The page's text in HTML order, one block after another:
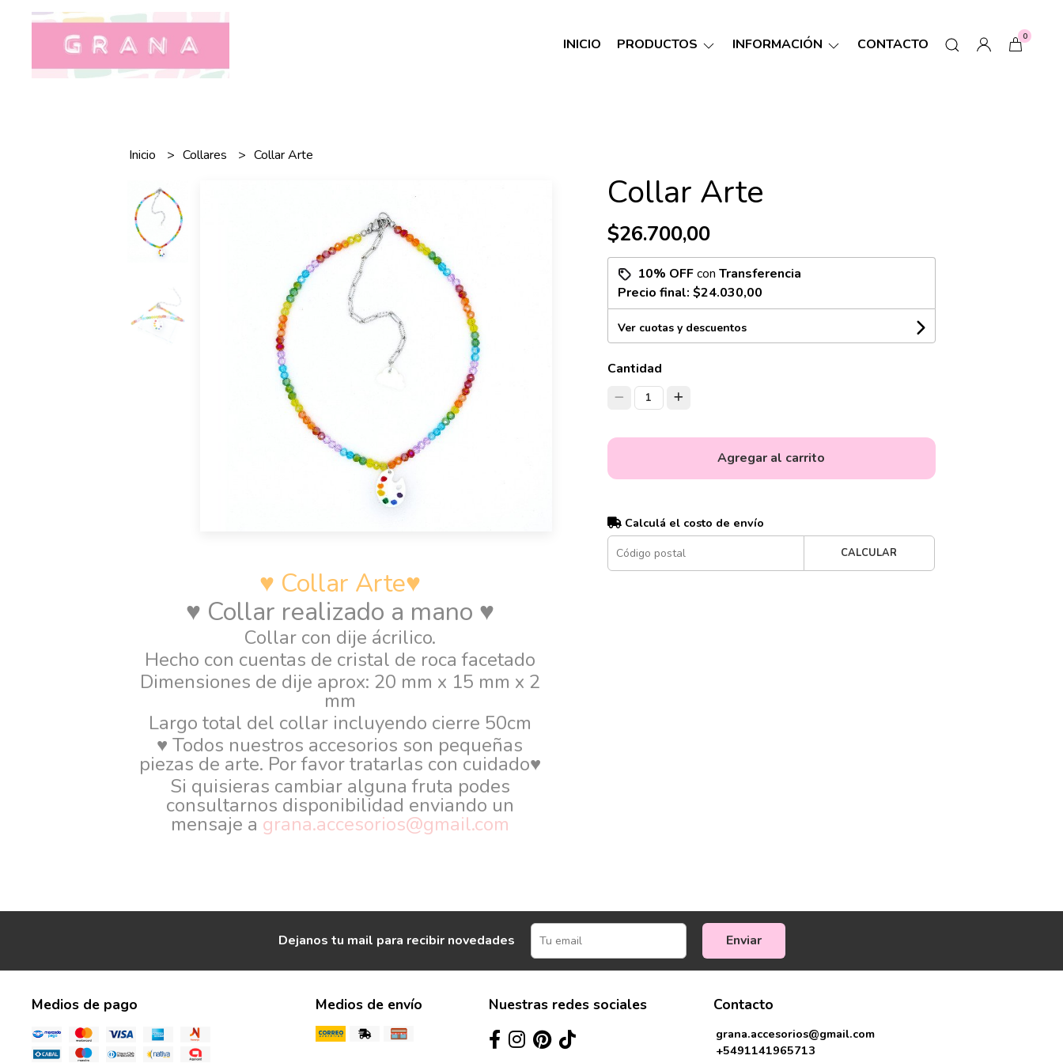
INICIO PRODUCTOS INFORMACIÓN CONTACTO 0
Inicio Collares Collar Arte
♥ Collar Arte♥
♥ Collar realizado a mano ♥
Collar con dije ácrilico.
Hecho con cuentas de cristal de roca facetado
Dimensiones de dije aprox: 20 mm x 15 mm x 2
mm
Largo total del collar incluyendo cierre 50cm
♥ Todos nuestros accesorios son pequeñas
piezas de arte. Por favor tratarlas con cuidado♥
Si quisieras cambiar alguna fruta podes
consultarnos disponibilidad enviando un
mensaje a grana.accesorios@gmail.com
Collar Arte
$26.700,00
10% OFFcon Transferencia
Precio final: $24.030,00
Ver cuotas y descuentos
Cantidad
1
Agregar al carrito
Calculá el costo de envío
CALCULAR
Dejanos tu mail para recibir novedades Enviar
Medios de pago Medios de envío Nuestras redes sociales Contacto
grana.accesorios@gmail.com
+5491141965713